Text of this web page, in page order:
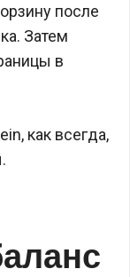
после
Затем
в
как всегда,